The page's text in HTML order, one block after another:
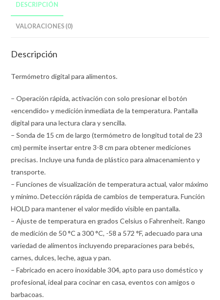
DESCRIPCIÓN
VALORACIONES (0)
Descripción
Termómetro digital para alimentos.
– Operación rápida, activación con solo presionar el botón
«encendido» y medición inmediata de la temperatura. Pantalla
digital para una lectura clara y sencilla.
– Sonda de 15 cm de largo (termómetro de longitud total de 23
cm) permite insertar entre 3-8 cm para obtener mediciones
precisas. Incluye una funda de plástico para almacenamiento y
transporte.
– Funciones de visualización de temperatura actual, valor máximo
y mínimo. Detección rápida de cambios de temperatura. Función
HOLD para mantener el valor medido visible en pantalla.
– Ajuste de temperatura en grados Celsius o Fahrenheit. Rango
de medición de 50 °C a 300 °C, -58 a 572 °F, adecuado para una
variedad de alimentos incluyendo preparaciones para bebés,
carnes, dulces, leche, agua y pan.
– Fabricado en acero inoxidable 304, apto para uso doméstico y
profesional, ideal para cocinar en casa, eventos con amigos o
barbacoas.